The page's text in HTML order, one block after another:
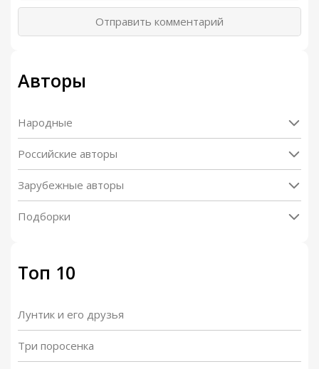
Отправить комментарий
Авторы
Народные
Российские авторы
Зарубежные авторы
Подборки
Топ 10
Лунтик и его друзья
Три поросенка